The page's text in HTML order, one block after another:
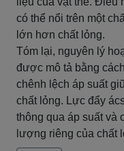
có thể nổi trên một
lớn hơn chất lỏng.
Tóm lại, nguyên lý
được mô tả bằng
chênh lệch áp suất
chất lỏng. Lực đẩy
thông qua áp suất và
lượng riêng của chất